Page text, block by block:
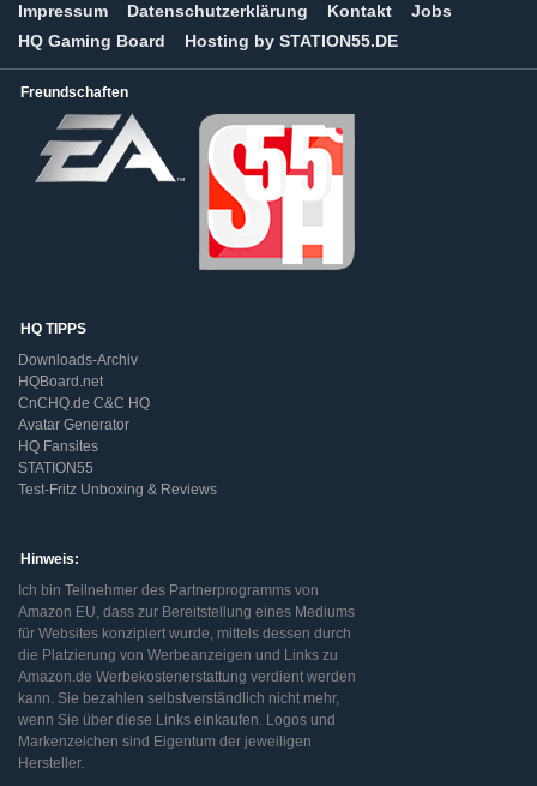
Impressum Datenschutzerklärung Kontakt
Jobs
HQ Gaming Board
Hosting by STATION55.DE
Freundschaften
HQ TIPPS
Downloads-Archiv
HQBoard.net
CnCHQ.de C&C HQ
Avatar Generator
HQ Fansites
STATION55
Test-Fritz Unboxing & Reviews
Hinweis:
Ich bin Teilnehmer des Partnerprogramms von
Amazon EU, dass zur Bereitstellung eines Mediums
für Websites konzipiert wurde, mittels dessen durch
die Platzierung von Werbeanzeigen und Links zu
Amazon.de Werbekostenerstattung verdient werden
kann. Sie bezahlen selbstverständlich nicht mehr,
wenn Sie über diese Links einkaufen. Logos und
Markenzeichen sind Eigentum der jeweiligen
Hersteller.